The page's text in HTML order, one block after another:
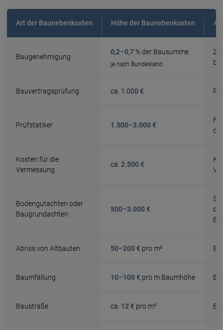
Art der Baunebenkosten Höhe der Baunebenkosten
Baugenehmigung
0,2–0,7 %der Bausumme
je nach Bundesland
Bauvertragsprüfung ca. 1.000 €
Prüfstatiker 1.500–3.000 €
Kosten für die
Vermessung
ca. 2.500 €
Bodengutachten oder
Baugrundachten
500–3.000 €
Abriss von Altbauten 50–200 € pro m²
Baumfällung 10–100 € pro m Baumhöhe
Baustraße ca. 12 € pro m²